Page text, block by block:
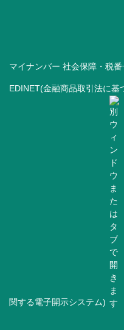
マイナンバー 社会保障・税
EDINET(金融商品取引法に基
関する電子開示システム)